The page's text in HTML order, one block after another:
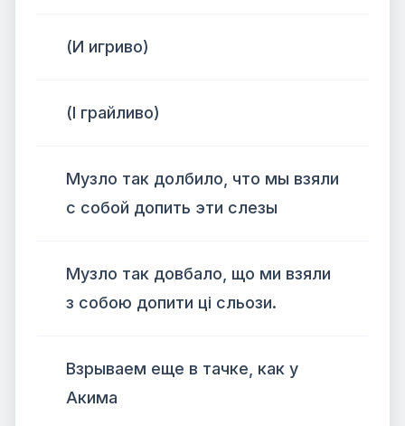
(И игриво)
(І грайливо)
Музло так долбило, что мы взяли
с собой допить эти слезы
Музло так довбало, що ми взяли
з собою допити ці сльози.
Взрываем еще в тачке, как у
Акима